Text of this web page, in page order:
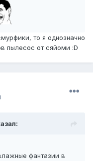
то я однозначно
пылесос от сяйоми :D
фантазии в